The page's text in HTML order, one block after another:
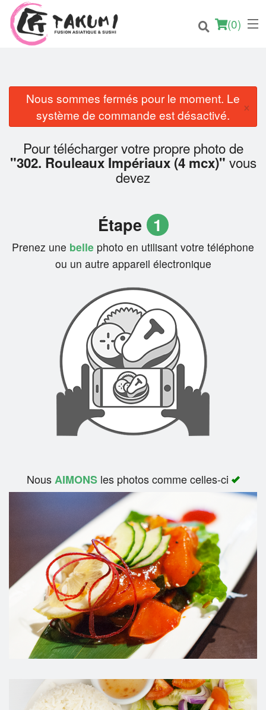
(0)
Commander en ligne
Français
Panier (0)
Rechercher
Nous sommes fermés pour le moment. Le
système de commande est désactivé.
×
Pour télécharger votre propre photo de
"302. Rouleaux Impériaux (4 mcx)" vous
devez
Étape 1
Prenez une belle photo en utilisant votre téléphone
ou un autre appareil électronique
NousAIMONSles photos comme celles-ci